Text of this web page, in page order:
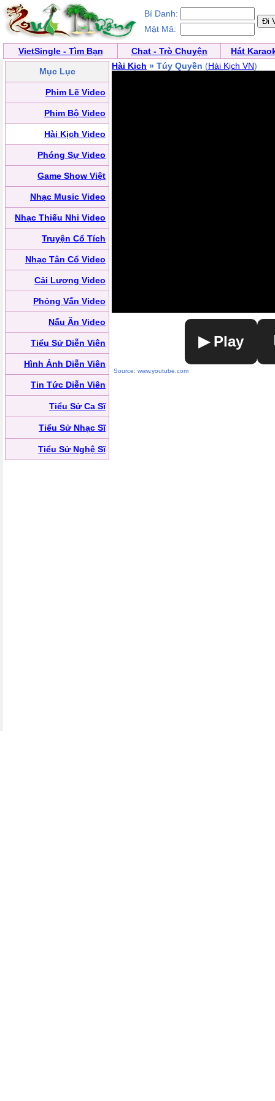
Bí Danh:
Mật Mã:
VietSingle - Tìm Bạn Chat - Trò Chuyện Hát
Mục Lục
Phim Lẽ Video
Phim Bộ Video
Hài Kịch Video
Phóng Sự Video
Game Show Việt
Nhạc Music Video
Nhạc Thiếu Nhi Video
Truyện Cổ Tích
Nhạc Tân Cổ Video
Cải Lương Video
Phỏng Vấn Video
Nấu Ăn Video
Tiểu Sử Diễn Viên
Hình Ảnh Diễn Viên
Tin Tức Diễn Viên
Tiểu Sử Ca Sĩ
Tiểu Sử Nhạc Sĩ
Tiểu Sử Nghệ Sĩ
Hài Kịch » Túy Quyền (Hài Kịch VN)
▶ Play
Source: www.youtube.com